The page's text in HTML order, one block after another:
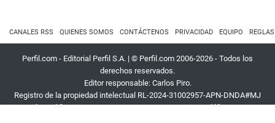
CANALES RSS QUIENES SOMOS CONTÁCTENOS PRIVACIDAD EQUIPO
Perfil.com - Editorial Perfil S.A. | © Perfil.com 2006-2026 - Todos los
derechos reservados.
Editor responsable: Carlos Piro.
Registro de la propiedad intelectual RL-2024-31002957-APN-DNDA#MJ
Dirección:California 2715,C1289ABI,CABA, Argentina| Teléfono:+54 9 11